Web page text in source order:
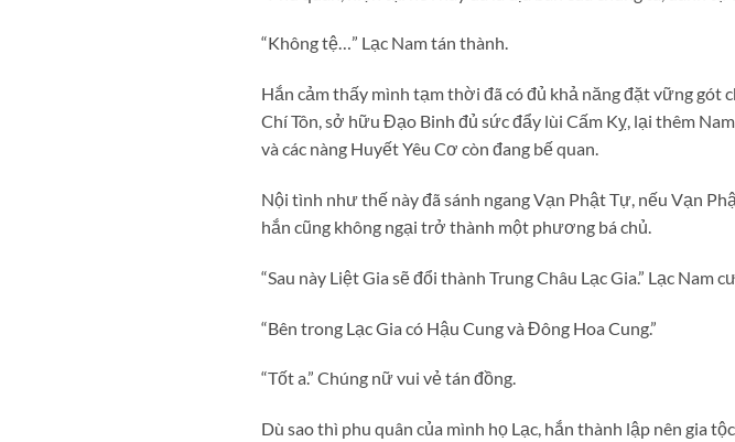
“Không tệ…” Lạc Nam tán thành.
Hắn cảm thấy mình tạm thời đã có đủ khả năng đặt vững gót
Chí Tôn, sở hữu Đạo Binh đủ sức đẩy lùi Cấm Kỵ, lại thêm
và các nàng Huyết Yêu Cơ còn đang bế quan.
Nội tình như thế này đã sánh ngang Vạn Phật Tự, nếu Vạn
hắn cũng không ngại trở thành một phương bá chủ.
“Sau này Liệt Gia sẽ đổi thành Trung Châu Lạc Gia.” Lạc Nam
“Bên trong Lạc Gia có Hậu Cung và Đông Hoa Cung.”
“Tốt a.” Chúng nữ vui vẻ tán đồng.
Dù sao thì phu quân của mình họ Lạc, hắn thành lập nên gia